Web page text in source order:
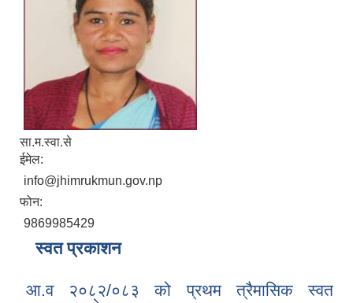
सा.म.स्वा.से
ईमेल:
info@jhimrukmun.gov.np
फोन:
9869985429
स्वत प्रकाशन
आ.व २०८२/०८३ को प्रथम त्रैमासिक स्वत